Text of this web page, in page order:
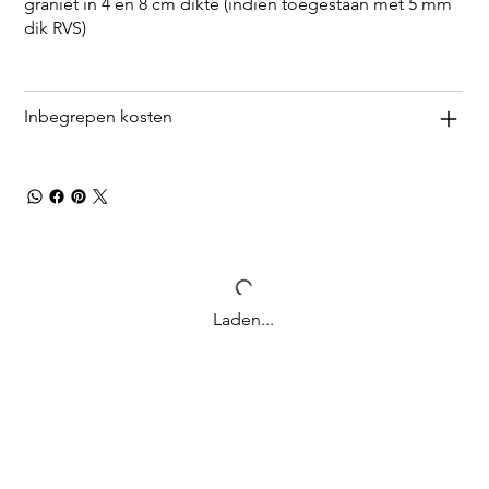
graniet in 4 en 8 cm dikte (indien toegestaan met 5 mm
dik RVS)
Inbegrepen kosten
Laden...